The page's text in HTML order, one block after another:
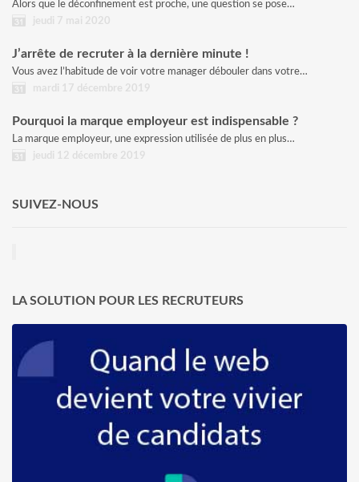
Alors que le déconfinement est proche, une question se pose…
jeudi 7 mai 2020
J’arrête de recruter à la dernière minute !
Vous avez l’habitude de voir votre manager débouler dans votre…
mardi 17 décembre 2019
Pourquoi la marque employeur est indispensable ?
La marque employeur, une expression utilisée de plus en plus…
jeudi 12 décembre 2019
SUIVEZ-NOUS
LA SOLUTION POUR LES RECRUTEURS